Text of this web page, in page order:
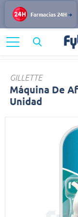
Farmacias 24H
Cuidado
GILLETTE
Máquina De
Unidad